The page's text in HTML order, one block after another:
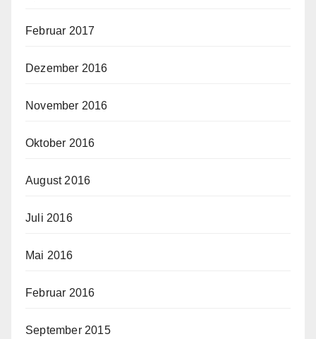
Februar 2017
Dezember 2016
November 2016
Oktober 2016
August 2016
Juli 2016
Mai 2016
Februar 2016
September 2015